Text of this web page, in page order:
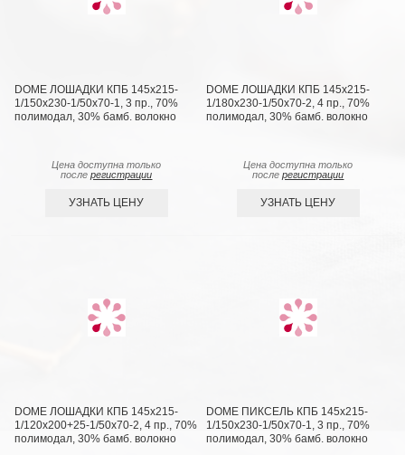
DOME ЛОШАДКИ КПБ 145х215-
1/150х230-1/50х70-1, 3 пр., 70%
полимодал, 30% бамб. волокно
Цена доступна только
послерегистрации
УЗНАТЬ ЦЕНУ
DOME ЛОШАДКИ КПБ 145х215-
1/180х230-1/50х70-2, 4 пр., 70%
полимодал, 30% бамб. волокно
Цена доступна только
послерегистрации
УЗНАТЬ ЦЕНУ
DOME ЛОШАДКИ КПБ 145х215-
1/120х200+25-1/50х70-2, 4 пр., 70%
полимодал, 30% бамб. волокно
DOME ПИКСЕЛЬ КПБ 145х215-
1/150х230-1/50х70-1, 3 пр., 70%
полимодал, 30% бамб. волокно